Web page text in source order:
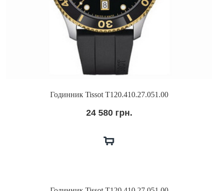
Годинник Tissot T120.410.27.051.00
24 580 грн.